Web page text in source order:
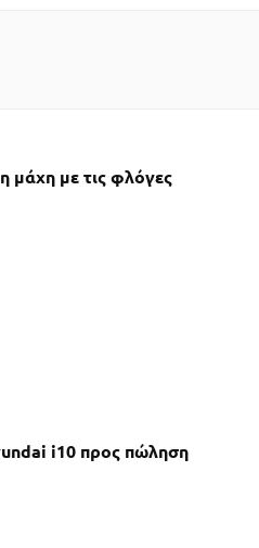
μάχη με τις φλόγες
i10 προς πώληση